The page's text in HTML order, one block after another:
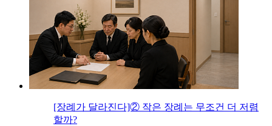
[장례가 달라진다]② 작은 장례는 무조건 더 저렴
할까?